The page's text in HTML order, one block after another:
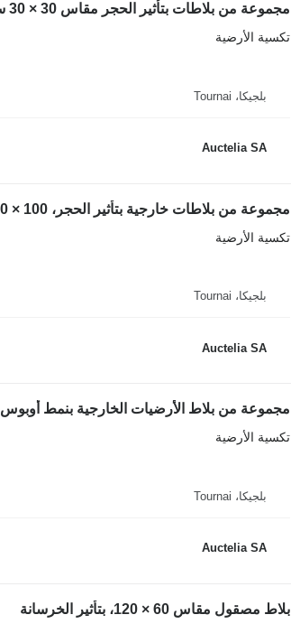
مجموعة من بلاطات بتأثير الحجر مقاس 30 × 30 سم
تكسية الأرضية
بلجيكا، Tournai
Auctelia SA
مجموعة من بلاطات خارجية بتأثير الحجر، 100 × 100 × 20 مم
تكسية الأرضية
بلجيكا، Tournai
Auctelia SA
مجموعة من بلاط الأرضيات الخارجية بنمط أوبوس،
تكسية الأرضية
بلجيكا، Tournai
Auctelia SA
بلاط مصقول مقاس 60 × 120، بتأثير الخرسانة